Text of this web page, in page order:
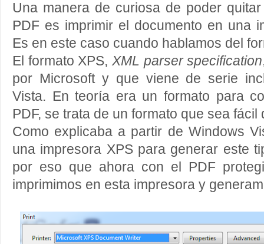
Una manera de curiosa de poder
PDF es imprimir el documento en una
Es en este caso cuando hablamos del
El formato XPS, XML parser specification
por Microsoft y que viene de serie
Vista. En teoría era un formato para
PDF, se trata de un formato que sea
Como explicaba a partir de Windows
una impresora XPS para generar este
por eso que ahora con el PDF
imprimimos en esta impresora y